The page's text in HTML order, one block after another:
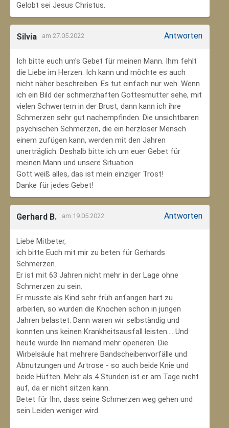
Gelobt sei Jesus Christus.
Silvia am 27.05.2022 Antworten
Ich bitte euch um's Gebet für meinen Mann. Ihm fehlt
die Liebe im Herzen. Ich kann und möchte es auch
nicht näher beschreiben. Es tut einfach nur weh. Wenn
ich ein Bild der schmerzhaften Gottesmutter sehe, mit
vielen Schwertern in der Brust, dann kann ich ihre
Schmerzen sehr gut nachempfinden. Die unsichtbaren
psychischen Schmerzen, die ein herzloser Mensch
einem zufügen kann, werden mit den Jahren
unerträglich. Deshalb bitte ich um euer Gebet für
meinen Mann und unsere Situation.
Gott weiß alles, das ist mein einziger Trost!
Danke für jedes Gebet!
Gerhard B. am 19.05.2022 Antworten
Liebe Mitbeter,
ich bitte Euch mit mir zu beten für Gerhards
Schmerzen.
Er ist mit 63 Jahren nicht mehr in der Lage ohne
Schmerzen zu sein.
Er musste als Kind sehr früh anfangen hart zu
arbeiten, so wurden die Knochen schon in jungen
Jahren belastet. Dann waren wir selbständig und
konnten uns keinen Krankheitsausfall leisten.... Und
heute würde Ihn niemand mehr operieren. Die
Wirbelsäule hat mehrere Bandscheibenvorfälle und
Abnutzungen und Artrose - so auch beide Knie und
beide Hüften. Mehr als 4 Stunden ist er am Tage nicht
auf, da er nicht sitzen kann.
Betet für Ihn, dass seine Schmerzen weg gehen und
sein Leiden weniger wird.